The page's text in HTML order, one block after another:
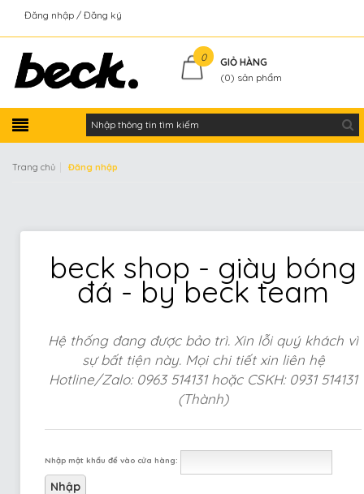
Đăng nhập Đăng ký
0
GIỎ HÀNG
(0) sản phẩm
Trang chủ Đăng nhập
beck shop - giày bóng
đá - by beck team
Hệ thống đang được bảo trì. Xin lỗi quý khách vì
sự bất tiện này. Mọi chi tiết xin liên hệ
Hotline/Zalo: 0963 514131 hoặc CSKH: 0931 514131
(Thành)
Nhập mật khẩu để vào cửa hàng: